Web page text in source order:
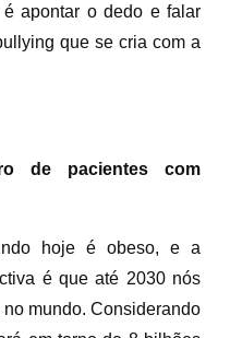
apontar o dedo e falar
que se cria com a
de pacientes com
hoje é obeso, e a
é que até 2030 nós
mundo. Considerando